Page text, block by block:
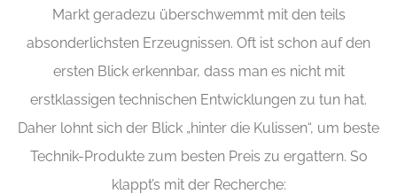
Markt geradezu überschwemmt mit den teils
absonderlichsten Erzeugnissen. Oft ist schon auf den
ersten Blick erkennbar, dass man es nicht mit
erstklassigen technischen Entwicklungen zu tun hat.
Daher lohnt sich der Blick „hinter die Kulissen“, um beste
Technik-Produkte zum besten Preis zu ergattern. So
klappt’s mit der Recherche: